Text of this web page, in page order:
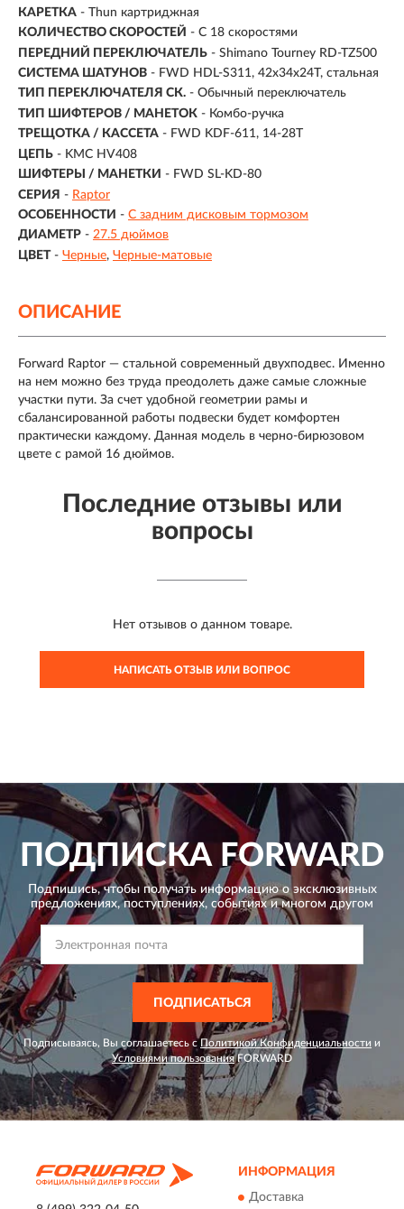
КАРЕТКА - Thun картриджная
КОЛИЧЕСТВО СКОРОСТЕЙ - С 18 скоростями
ПЕРЕДНИЙ ПЕРЕКЛЮЧАТЕЛЬ - Shimano Tourney RD-TZ500
СИСТЕМА ШАТУНОВ - FWD HDL-S311, 42x34x24T, стальная
ТИП ПЕРЕКЛЮЧАТЕЛЯ СК. - Обычный переключатель
ТИП ШИФТЕРОВ / МАНЕТОК - Комбо-ручка
ТРЕЩОТКА / КАССЕТА - FWD KDF-611, 14-28T
ЦЕПЬ - KMC HV408
ШИФТЕРЫ / МАНЕТКИ - FWD SL-KD-80
СЕРИЯ - Raptor
ОСОБЕННОСТИ - С задним дисковым тормозом
ДИАМЕТР - 27.5 дюймов
ЦВЕТ - Черные Черные-матовые
ОПИСАНИЕ
Forward Raptor — стальной современный двухподвес. Именно
на нем можно без труда преодолеть даже самые сложные
участки пути. За счет удобной геометрии рамы и
сбалансированной работы подвески будет комфортен
практически каждому. Данная модель в черно-бирюзовом
цвете с рамой 16 дюймов.
Последние отзывы или
вопросы
Нет отзывов о данном товаре.
НАПИСАТЬ ОТЗЫВ ИЛИ ВОПРОС
ПОДПИСКА FORWARD
Подпишись, чтобы получать информацию о эксклюзивных
предложениях,поступлениях, событиях и многом другом
ПОДПИСАТЬСЯ
Подписываясь, Вы соглашаетесь сПолитикой Конфиденциальности и
Условиями пользованияFORWARD
ИНФОРМАЦИЯ
Доставка